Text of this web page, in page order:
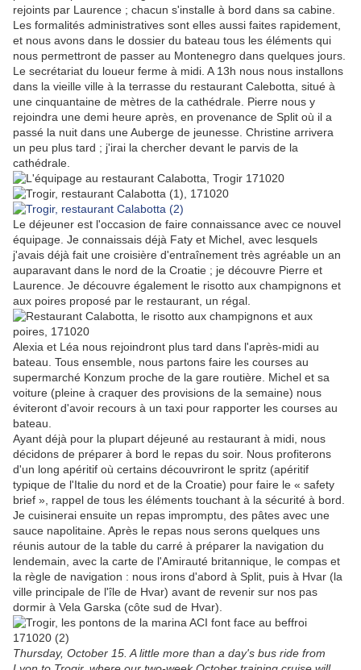
rejoints par Laurence ; chacun s'installe à bord dans sa cabine.
Les formalités administratives sont elles aussi faites rapidement,
et nous avons dans le dossier du bateau tous les éléments qui
nous permettront de passer au Montenegro dans quelques jours.
Le secrétariat du loueur ferme à midi. A 13h nous nous installons
dans la vieille ville à la terrasse du restaurant Calebotta, situé à
une cinquantaine de mètres de la cathédrale. Pierre nous y
rejoindra une demi heure après, en provenance de Split où il a
passé la nuit dans une Auberge de jeunesse. Christine arrivera
un peu plus tard ; j'irai la chercher devant le parvis de la
cathédrale.
Le déjeuner est l'occasion de faire connaissance avec ce nouvel
équipage. Je connaissais déjà Faty et Michel, avec lesquels
j'avais déjà fait une croisière d'entraînement très agréable un an
auparavant dans le nord de la Croatie ; je découvre Pierre et
Laurence. Je découvre également le risotto aux champignons et
aux poires proposé par le restaurant, un régal.
Alexia et Léa nous rejoindront plus tard dans l'après-midi au
bateau. Tous ensemble, nous partons faire les courses au
supermarché Konzum proche de la gare routière. Michel et sa
voiture (pleine à craquer des provisions de la semaine) nous
éviteront d'avoir recours à un taxi pour rapporter les courses au
bateau.
Ayant déjà pour la plupart déjeuné au restaurant à midi, nous
décidons de préparer à bord le repas du soir. Nous profiterons
d'un long apéritif où certains découvriront le spritz (apéritif
typique de l'Italie du nord et de la Croatie) pour faire le « safety
brief », rappel de tous les éléments touchant à la sécurité à bord.
Je cuisinerai ensuite un repas impromptu, des pâtes avec une
sauce napolitaine. Après le repas nous serons quelques uns
réunis autour de la table du carré à préparer la navigation du
lendemain, avec la carte de l'Amirauté britannique, le compas et
la règle de navigation : nous irons d'abord à Split, puis à Hvar (la
ville principale de l'île de Hvar) avant de revenir sur nos pas
dormir à Vela Garska (côte sud de Hvar).
Thursday, October 15. A little more than a day's bus ride from